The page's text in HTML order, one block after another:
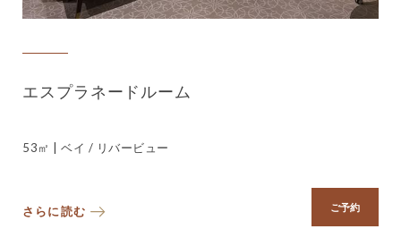
エスプラネードルーム
53㎡ | ベイ / リバービュー
さらに読む ご予約